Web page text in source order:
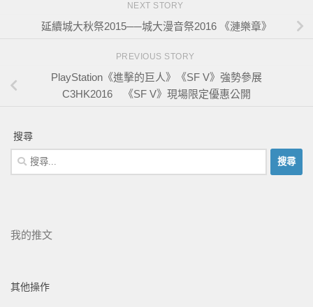
NEXT STORY
延續城大秋祭2015──城大漫音祭2016 《漣樂章》
PREVIOUS STORY
PlayStation《進擊的巨人》《SF V》強勢參展
C3HK2016 《SF V》現場限定優惠公開
搜尋
我的推文
其他操作